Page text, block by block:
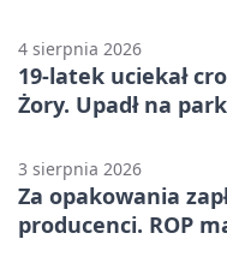
4 sierpnia 2026
19-latek uciekał
Żory. Upadł na
3 sierpnia 2026
Za opakowania
producenci. ROP